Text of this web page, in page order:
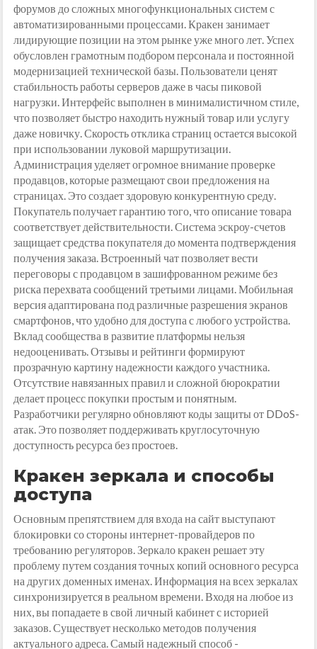
форумов до сложных многофункциональных систем с
автоматизированными процессами. Кракен занимает
лидирующие позиции на этом рынке уже много лет. Успех
обусловлен грамотным подбором персонала и постоянной
модернизацией технической базы. Пользователи ценят
стабильность работы серверов даже в часы пиковой
нагрузки. Интерфейс выполнен в минималистичном стиле,
что позволяет быстро находить нужный товар или услугу
даже новичку. Скорость отклика страниц остается высокой
при использовании луковой маршрутизации.
Администрация уделяет огромное внимание проверке
продавцов, которые размещают свои предложения на
страницах. Это создает здоровую конкурентную среду.
Покупатель получает гарантию того, что описание товара
соответствует действительности. Система эскроу-счетов
защищает средства покупателя до момента подтверждения
получения заказа. Встроенный чат позволяет вести
переговоры с продавцом в зашифрованном режиме без
риска перехвата сообщений третьими лицами. Мобильная
версия адаптирована под различные разрешения экранов
смартфонов, что удобно для доступа с любого устройства.
Вклад сообщества в развитие платформы нельзя
недооценивать. Отзывы и рейтинги формируют
прозрачную картину надежности каждого участника.
Отсутствие навязанных правил и сложной бюрократии
делает процесс покупки простым и понятным.
Разработчики регулярно обновляют коды защиты от DDoS-
атак. Это позволяет поддерживать круглосуточную
доступность ресурса без простоев.
Кракен зеркала и способы
доступа
Основным препятствием для входа на сайт выступают
блокировки со стороны интернет-провайдеров по
требованию регуляторов. Зеркало кракен решает эту
проблему путем создания точных копий основного ресурса
на других доменных именах. Информация на всех зеркалах
синхронизируется в реальном времени. Входя на любое из
них, вы попадаете в свой личный кабинет с историей
заказов. Существует несколько методов получения
актуального адреса. Самый надежный способ -